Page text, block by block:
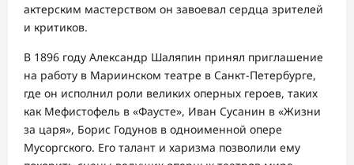
актерским мастерством он завоевал сердца зрителей
и критиков.
В 1896 году Александр Шаляпин принял приглашение
на работу в Мариинском театре в Санкт-Петербурге,
где он исполнил роли великих оперных героев, таких
как Мефистофель в «Фаусте», Иван Сусанин в «Жизни
за царя», Борис Годунов в одноименной опере
Мусоргского. Его талант и харизма позволили ему